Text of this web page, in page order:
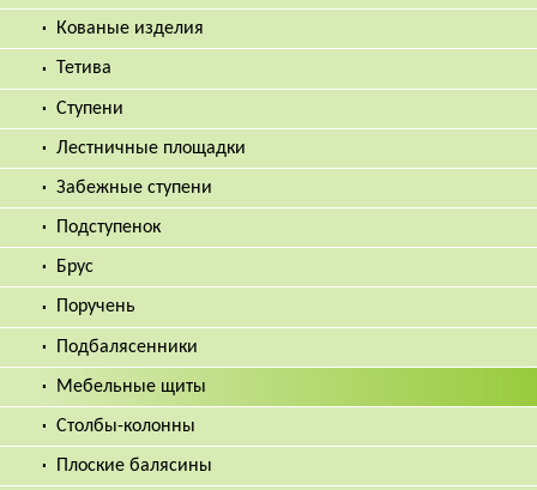
Кованые изделия
Тетива
Ступени
Лестничные площадки
Забежные ступени
Подступенок
Брус
Поручень
Подбалясенники
Мебельные щиты
Столбы-колонны
Плоские балясины